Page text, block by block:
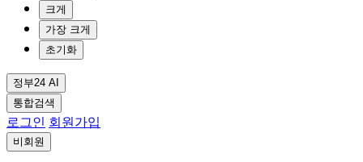
크게
가장 크게
초기화
정부24 AI
통합검색
로그인 회원가입
비회원